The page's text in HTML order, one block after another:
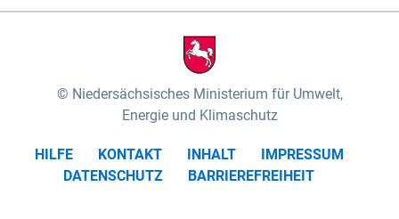
Niedersächsisches Ministerium für Umwelt,
Energie und Klimaschutz
HILFE KONTAKT INHALT
IMPRESSUM
DATENSCHUTZ
BARRIEREFREIHEIT